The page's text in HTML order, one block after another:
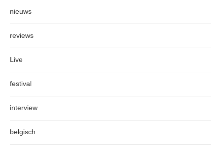
nieuws
reviews
Live
festival
interview
belgisch